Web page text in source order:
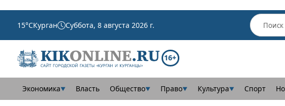
15°CКурган Суббота, 8 августа 2026 г.
16+
Экономика▼ Власть Общество▼ Право▼ Культура▼ Спорт